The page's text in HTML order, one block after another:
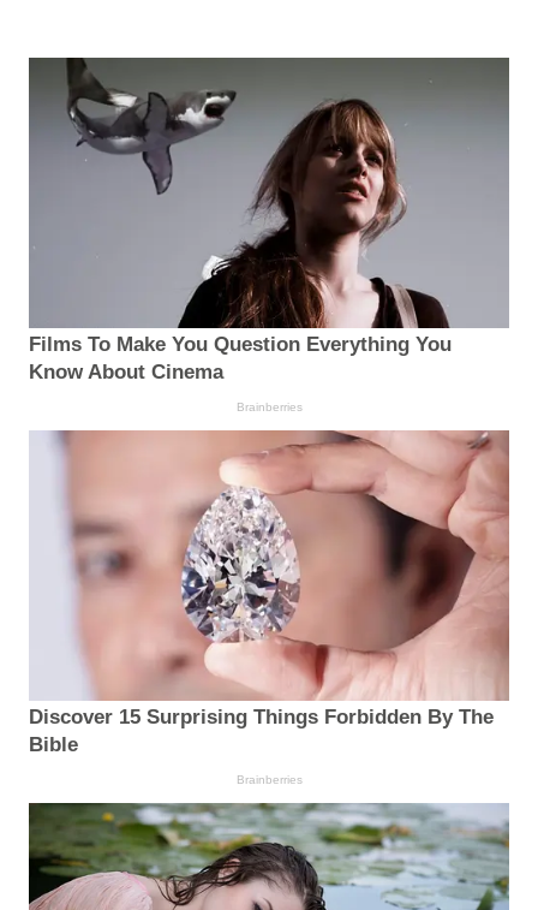
Films To Make You Question Everything You
Know About Cinema
Brainberries
Discover 15 Surprising Things Forbidden By The
Bible
Brainberries